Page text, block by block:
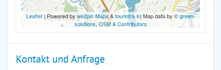
Leaflet| Powered bywe2p® Maps&tourinfra ®| Map data by ©green-
solutions,OSM & Contributors
Kontakt und Anfrage